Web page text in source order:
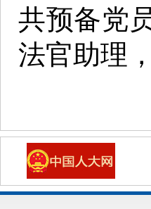
共预备党
法官助理